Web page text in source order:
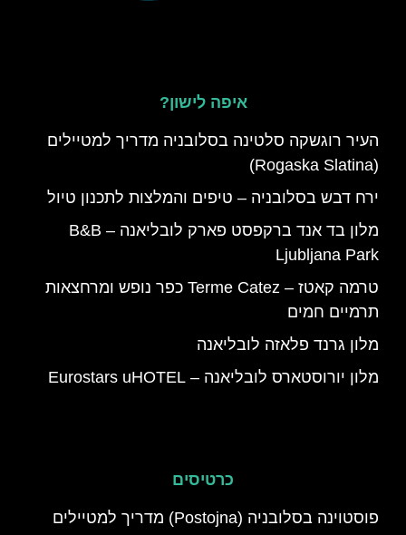
איפה לישון?
העיר רוגשקה סלטינה בסלובניה מדריך למטיילים
(Rogaska Slatina)
ירח דבש בסלובניה – טיפים והמלצות לתכנון טיול
מלון בד אנד ברקפסט פארק לובליאנה – B&B
Ljubljana Park
טרמה קאטז – Terme Catez כפר נופש ומרחצאות
תרמיים חמים
מלון גרנד פלאזה לובליאנה
מלון יורוסטארס לובליאנה – Eurostars uHOTEL
כרטיסים
פוסטוינה בסלובניה (Postojna) מדריך למטיילים